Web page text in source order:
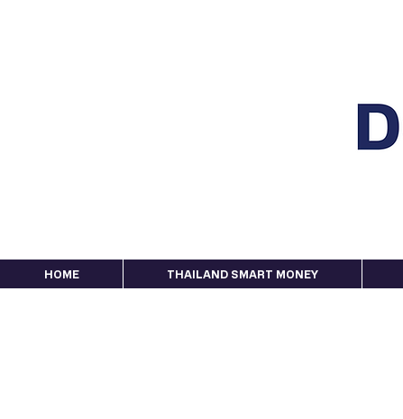
HOME THAILAND SMART MONEY